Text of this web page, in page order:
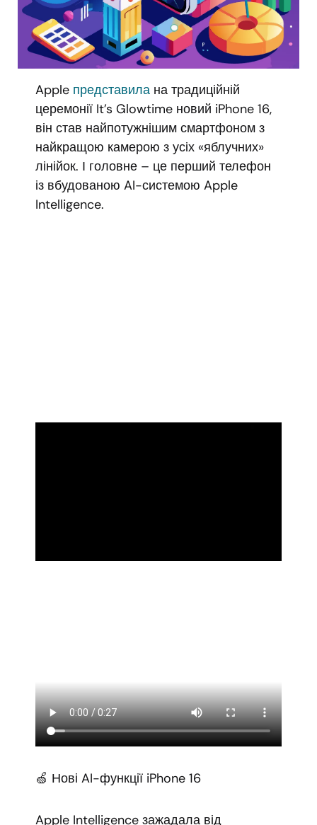
Apple представила на традиційній
церемонії It’s Glowtime новий iPhone 16,
він став найпотужнішим смартфоном з
найкращою камерою з усіх «яблучних»
лінійок. І головне – це перший телефон
із вбудованою AI-системою Apple
Intelligence.
🍏 Нові AI-функції iPhone 16
Apple Intelligence зажадала від